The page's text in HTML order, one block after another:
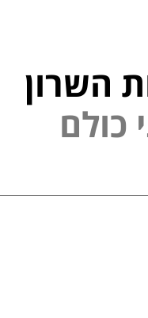
השרון